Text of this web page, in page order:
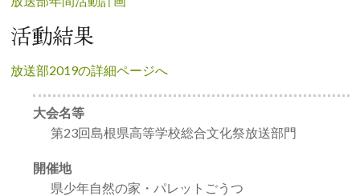
活動結果
放送部2019の詳細ページへ
大会名等
第23回島根県高等学校総合文化祭放送部門
開催地
県少年自然の家・パレットごうつ